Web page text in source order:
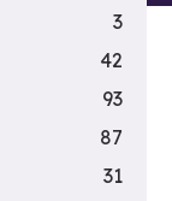
3
42
93
87
31